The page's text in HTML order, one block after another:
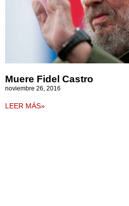
Muere Fidel Castro
noviembre 26, 2016
LEER MÁS»